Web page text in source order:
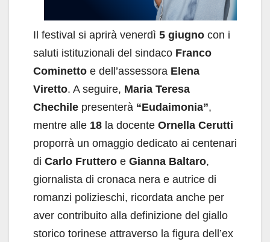
Il festival si aprirà venerdì 5 giugno con i
saluti istituzionali del sindaco Franco
Cominetto e dell’assessora Elena
Viretto. A seguire, Maria Teresa
Chechile presenterà “Eudaimonia”,
mentre alle 18 la docente Ornella Cerutti
proporrà un omaggio dedicato ai centenari
di Carlo Fruttero e Gianna Baltaro,
giornalista di cronaca nera e autrice di
romanzi polizieschi, ricordata anche per
aver contribuito alla definizione del giallo
storico torinese attraverso la figura dell’ex